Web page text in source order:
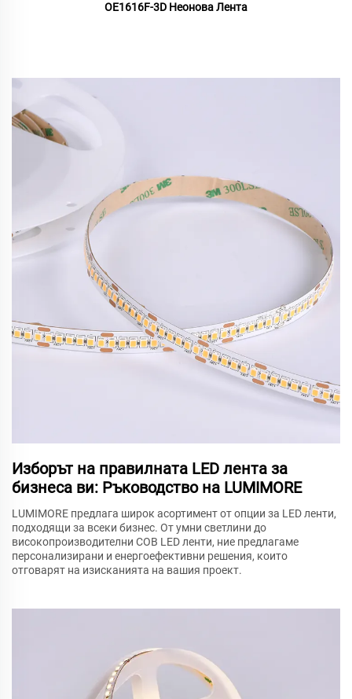
OE1616F-3D Неонова Лента
Изборът на правилната LED лента за
бизнеса ви: Ръководство на LUMIMORE
LUMIMORE предлага широк асортимент от опции за LED ленти,
подходящи за всеки бизнес. От умни светлини до
високопроизводителни COB LED ленти, ние предлагаме
персонализирани и енергоефективни решения, които
отговарят на изисканията на вашия проект.